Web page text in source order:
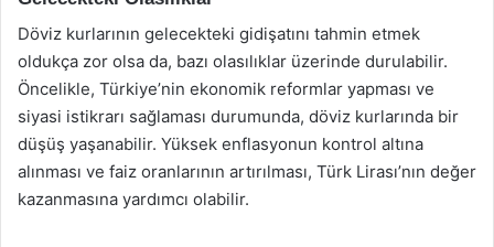
Döviz kurlarının gelecekteki gidişatını tahmin etmek
oldukça zor olsa da, bazı olasılıklar üzerinde durulabilir.
Öncelikle, Türkiye’nin ekonomik reformlar yapması ve
siyasi istikrarı sağlaması durumunda, döviz kurlarında bir
düşüş yaşanabilir. Yüksek enflasyonun kontrol altına
alınması ve faiz oranlarının artırılması, Türk Lirası’nın değer
kazanmasına yardımcı olabilir.